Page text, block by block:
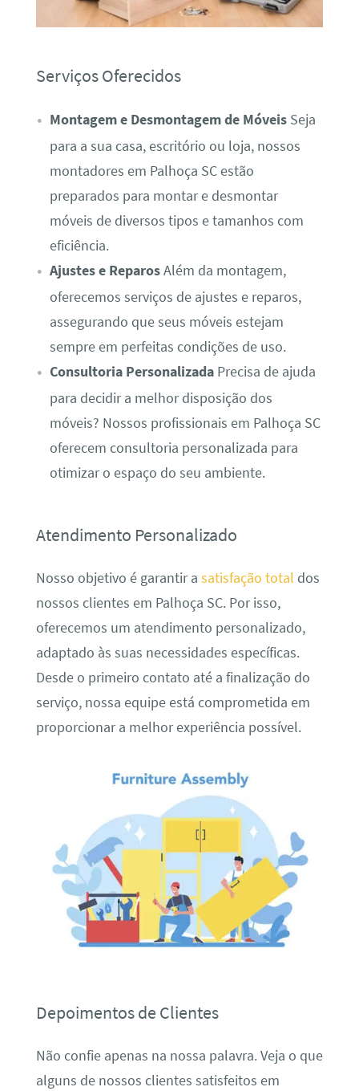
Serviços Oferecidos
Montagem e Desmontagem de MóveisSeja
para a sua casa, escritório ou loja, nossos
montadores em Palhoça SC estão
preparados para montar e desmontar
móveis de diversos tipos e tamanhos com
eficiência.
Ajustes e ReparosAlém da montagem,
oferecemos serviços de ajustes e reparos,
assegurando que seus móveis estejam
sempre em perfeitas condições de uso.
Consultoria PersonalizadaPrecisa de ajuda
para decidir a melhor disposição dos
móveis? Nossos profissionais em Palhoça SC
oferecem consultoria personalizada para
otimizar o espaço do seu ambiente.
Atendimento Personalizado
Nosso objetivo é garantir a satisfação total dos
nossos clientes em Palhoça SC. Por isso,
oferecemos um atendimento personalizado,
adaptado às suas necessidades específicas.
Desde o primeiro contato até a finalização do
serviço, nossa equipe está comprometida em
proporcionar a melhor experiência possível.
Depoimentos de Clientes
Não confie apenas na nossa palavra. Veja o que
alguns de nossos clientes satisfeitos em